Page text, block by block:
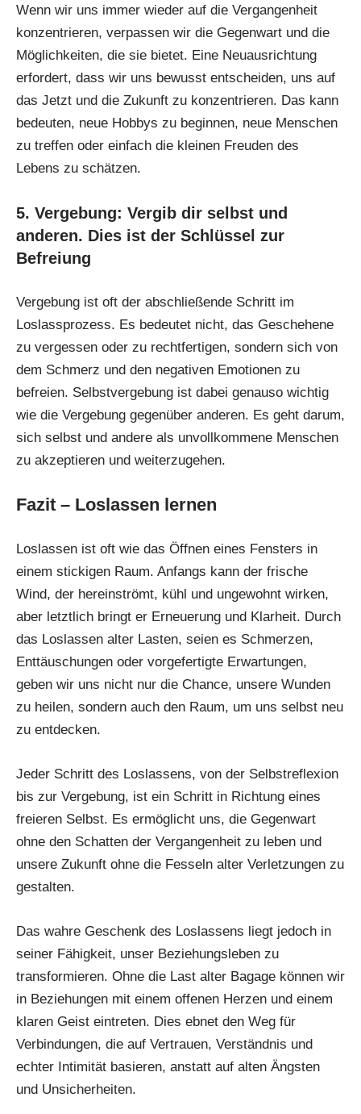
Wenn wir uns immer wieder auf die Vergangenheit
konzentrieren, verpassen wir die Gegenwart und die
Möglichkeiten, die sie bietet. Eine Neuausrichtung
erfordert, dass wir uns bewusst entscheiden, uns auf
das Jetzt und die Zukunft zu konzentrieren. Das kann
bedeuten, neue Hobbys zu beginnen, neue Menschen
zu treffen oder einfach die kleinen Freuden des
Lebens zu schätzen.
5. Vergebung: Vergib dir selbst und
anderen. Dies ist der Schlüssel zur
Befreiung
Vergebung ist oft der abschließende Schritt im
Loslassprozess. Es bedeutet nicht, das Geschehene
zu vergessen oder zu rechtfertigen, sondern sich von
dem Schmerz und den negativen Emotionen zu
befreien. Selbstvergebung ist dabei genauso wichtig
wie die Vergebung gegenüber anderen. Es geht darum,
sich selbst und andere als unvollkommene Menschen
zu akzeptieren und weiterzugehen.
Fazit – Loslassen lernen
Loslassen ist oft wie das Öffnen eines Fensters in
einem stickigen Raum. Anfangs kann der frische
Wind, der hereinströmt, kühl und ungewohnt wirken,
aber letztlich bringt er Erneuerung und Klarheit. Durch
das Loslassen alter Lasten, seien es Schmerzen,
Enttäuschungen oder vorgefertigte Erwartungen,
geben wir uns nicht nur die Chance, unsere Wunden
zu heilen, sondern auch den Raum, um uns selbst neu
zu entdecken.
Jeder Schritt des Loslassens, von der Selbstreflexion
bis zur Vergebung, ist ein Schritt in Richtung eines
freieren Selbst. Es ermöglicht uns, die Gegenwart
ohne den Schatten der Vergangenheit zu leben und
unsere Zukunft ohne die Fesseln alter Verletzungen zu
gestalten.
Das wahre Geschenk des Loslassens liegt jedoch in
seiner Fähigkeit, unser Beziehungsleben zu
transformieren. Ohne die Last alter Bagage können wir
in Beziehungen mit einem offenen Herzen und einem
klaren Geist eintreten. Dies ebnet den Weg für
Verbindungen, die auf Vertrauen, Verständnis und
echter Intimität basieren, anstatt auf alten Ängsten
und Unsicherheiten.